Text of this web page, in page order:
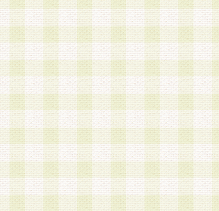
かじめ会員の同意を得たうえで利用するものとし
a.本サービスの実施または運営
b.本サービスに係る謝礼、景品、調査サンプル品
c.会員からの電話、メール等の問い合わせなどへ
d.その他これらに付随する業務
2.当社は、会員個人を識別することのできる情報
会員情報を本人の承諾なく第三者に開示すること
人を識別できる情報について第三者に開示または
社は事前に会員本人の同意を得るものとします。
3.前項の定めに拘わらず、当社は、以下の目的に
意を 得ることなく、会員個人を識別できる情報
づき選定した委託業者に対して当社の責任におい
できるものとします。な お、当社は、当該委託
契約を締結しこれを遵守させるとともに、本規約
の注意をもって当該情報を使用させるものとし ま